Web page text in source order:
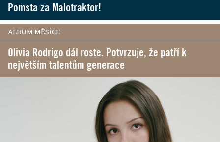
Pomsta za Malotraktor!
ALBUM MĚSÍCE
Olivia Rodrigo dál roste. Potvrzuje, že patří k
největším talentům generace